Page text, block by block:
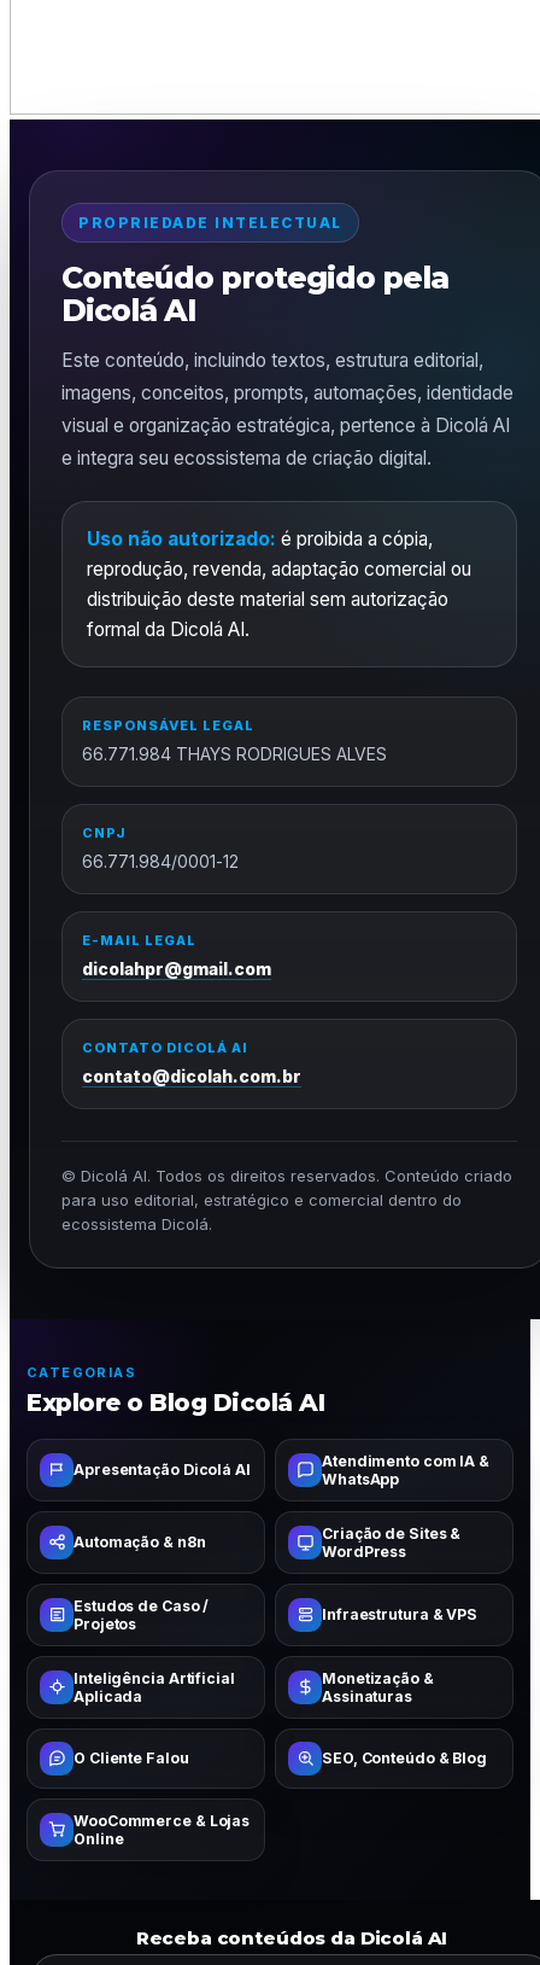
PROPRIEDADE INTELECTUAL
Conteúdo protegido pela
Dicolá AI
Este conteúdo, incluindo textos, estrutura editorial,
imagens, conceitos, prompts, automações, identidade
visual e organização estratégica, pertence à Dicolá AI
e integra seu ecossistema de criação digital.
Uso não autorizado: é proibida a cópia,
reprodução, revenda, adaptação comercial ou
distribuição deste material sem autorização
formal da Dicolá AI.
RESPONSÁVEL LEGAL
66.771.984 THAYS RODRIGUES ALVES
CNPJ
66.771.984/0001-12
E-MAIL LEGAL
dicolahpr@gmail.com
CONTATO DICOLÁ AI
contato@dicolah.com.br
© Dicolá AI. Todos os direitos reservados. Conteúdo criado
para uso editorial, estratégico e comercial dentro do
ecossistema Dicolá.
CATEGORIAS
Explore o Blog Dicolá AI
Apresentação Dicolá AI
Atendimento com IA &
WhatsApp
Automação & n8n
Criação de Sites &
WordPress
Estudos de Caso /
Projetos
Infraestrutura & VPS
Inteligência Artificial
Aplicada
Monetização &
Assinaturas
O Cliente Falou SEO, Conteúdo & Blog
WooCommerce & Lojas
Online
Receba conteúdos da Dicolá AI